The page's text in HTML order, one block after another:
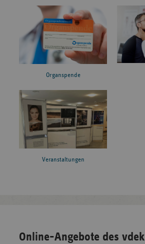
Organspende
Veranstaltungen
Online-Angebote des vdek